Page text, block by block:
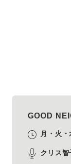
GOOD
月・火
クリス智